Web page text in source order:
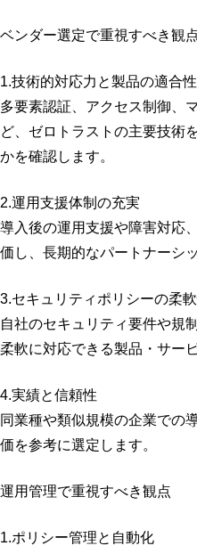
ベンダー選定で重視すべき観
1.技術的対応力と製品の適合性
多要素認証、アクセス制御、
ど、ゼロトラストの主要技術
かを確認します。
2.運用支援体制の充実
導入後の運用支援や障害対応
価し、長期的なパートナーシ
3.セキュリティポリシーの柔
自社のセキュリティ要件や規
柔軟に対応できる製品・サー
4.実績と信頼性
同業種や類似規模の企業での
価を参考に選定します。
運用管理で重視すべき観点
1.ポリシー管理と自動化